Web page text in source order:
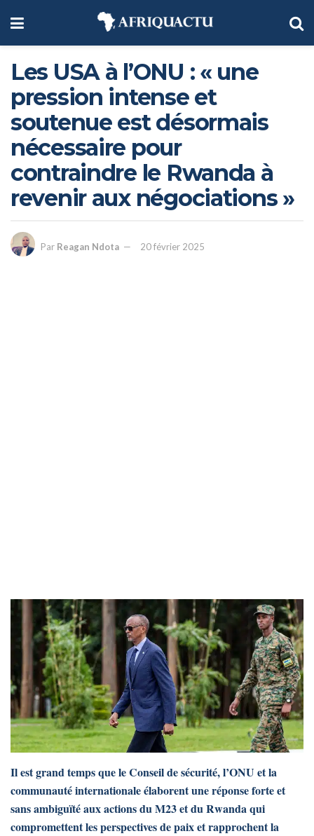
Les USA à l’ONU : « une
pression intense et
soutenue est désormais
nécessaire pour
contraindre le Rwanda à
revenir aux négociations »
Par Reagan Ndota 20 février 2025
Il est grand temps que le Conseil de sécurité, l’ONU et la
communauté internationale élaborent une réponse forte et
sans ambiguïté aux actions du M23 et du Rwanda qui
compromettent les perspectives de paix et rapprochent la